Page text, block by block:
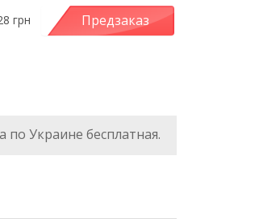
грн Предзаказ
по Украине бесплатная.